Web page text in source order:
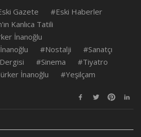
Gazete
Eski Haberler
Kanlıca Tatili
İnanoğlu
Nostalji
Sanatçı
Sinema
Tiyatro
İnanoğlu Yeşilçam